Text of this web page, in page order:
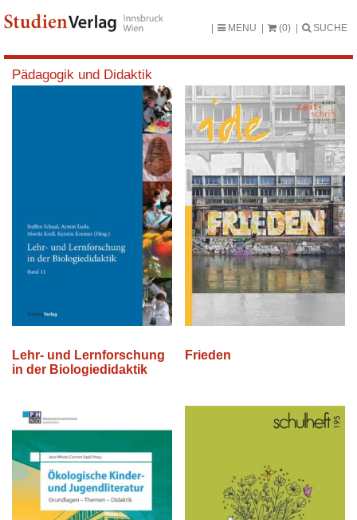
MENU (0) SUCHE
Pädagogik und Didaktik
Lehr- und Lernforschung
in der Biologiedidaktik
Frieden